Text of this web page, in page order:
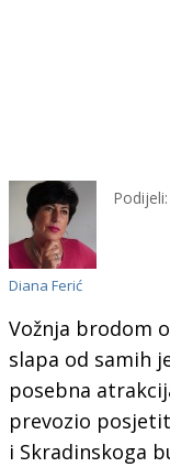
Diana Ferić
Podijeli:
Vožnja brodom
slapa od samih
posebna
prevozio
i Skradinskoga